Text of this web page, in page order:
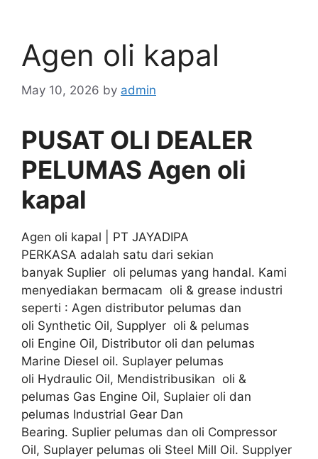
Agen oli kapal
May 10, 2026 by admin
PUSAT OLI DEALER
PELUMAS Agen oli
kapal
Agen oli kapal | PT JAYADIPA
PERKASA adalah satu dari sekian
banyak Suplier oli pelumas yang handal. Kami
menyediakan bermacam oli & grease industri
seperti : Agen distributor pelumas dan
oli Synthetic Oil, Supplyer oli & pelumas
oli Engine Oil, Distributor oli dan pelumas
Marine Diesel oil. Suplayer pelumas
oli Hydraulic Oil, Mendistribusikan oli &
pelumas Gas Engine Oil, Suplaier oli dan
pelumas Industrial Gear Dan
Bearing. Suplier pelumas dan oli Compressor
Oil, Suplayer pelumas oli Steel Mill Oil. Supplyer